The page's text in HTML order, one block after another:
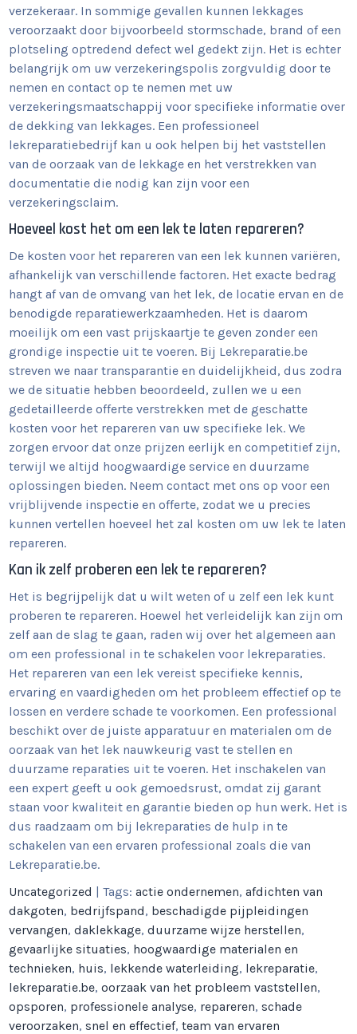
verzekeraar. In sommige gevallen kunnen lekkages
veroorzaakt door bijvoorbeeld stormschade, brand of een
plotseling optredend defect wel gedekt zijn. Het is echter
belangrijk om uw verzekeringspolis zorgvuldig door te
nemen en contact op te nemen met uw
verzekeringsmaatschappij voor specifieke informatie over
de dekking van lekkages. Een professioneel
lekreparatiebedrijf kan u ook helpen bij het vaststellen
van de oorzaak van de lekkage en het verstrekken van
documentatie die nodig kan zijn voor een
verzekeringsclaim.
Hoeveel kost het om een lek te laten repareren?
De kosten voor het repareren van een lek kunnen variëren,
afhankelijk van verschillende factoren. Het exacte bedrag
hangt af van de omvang van het lek, de locatie ervan en de
benodigde reparatiewerkzaamheden. Het is daarom
moeilijk om een vast prijskaartje te geven zonder een
grondige inspectie uit te voeren. Bij Lekreparatie.be
streven we naar transparantie en duidelijkheid, dus zodra
we de situatie hebben beoordeeld, zullen we u een
gedetailleerde offerte verstrekken met de geschatte
kosten voor het repareren van uw specifieke lek. We
zorgen ervoor dat onze prijzen eerlijk en competitief zijn,
terwijl we altijd hoogwaardige service en duurzame
oplossingen bieden. Neem contact met ons op voor een
vrijblijvende inspectie en offerte, zodat we u precies
kunnen vertellen hoeveel het zal kosten om uw lek te laten
repareren.
Kan ik zelf proberen een lek te repareren?
Het is begrijpelijk dat u wilt weten of u zelf een lek kunt
proberen te repareren. Hoewel het verleidelijk kan zijn om
zelf aan de slag te gaan, raden wij over het algemeen aan
om een professional in te schakelen voor lekreparaties.
Het repareren van een lek vereist specifieke kennis,
ervaring en vaardigheden om het probleem effectief op te
lossen en verdere schade te voorkomen. Een professional
beschikt over de juiste apparatuur en materialen om de
oorzaak van het lek nauwkeurig vast te stellen en
duurzame reparaties uit te voeren. Het inschakelen van
een expert geeft u ook gemoedsrust, omdat zij garant
staan voor kwaliteit en garantie bieden op hun werk. Het is
dus raadzaam om bij lekreparaties de hulp in te
schakelen van een ervaren professional zoals die van
Lekreparatie.be.
Uncategorized | Tags:actie ondernemen,afdichten van
dakgoten, bedrijfspand, beschadigde pijpleidingen
vervangen,daklekkage,duurzame wijze herstellen,
gevaarlijke situaties, hoogwaardige materialen en
technieken, huis, lekkende waterleiding, lekreparatie,
lekreparatie.be,oorzaak van het probleem vaststellen,
opsporen, professionele analyse, repareren,schade
veroorzaken,snel en effectief,team van ervaren